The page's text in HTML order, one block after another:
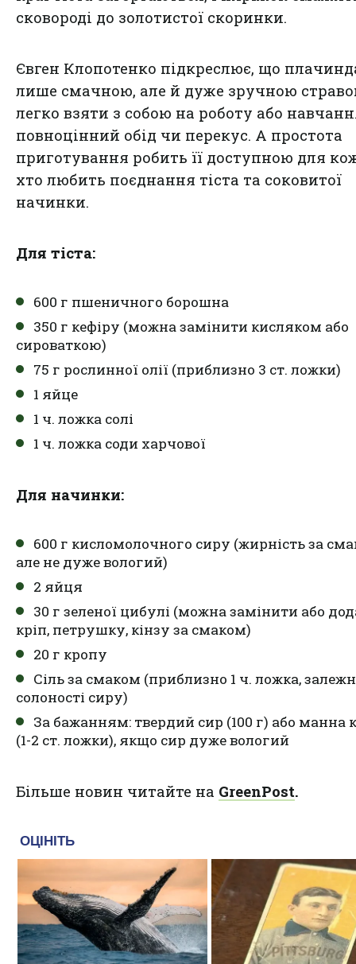
сковороді до золотистої скоринки.
Євген Клопотенко підкреслює, що
лише смачною, але й дуже зручною
легко взяти з собою на роботу або
повноцінний обід чи перекус. А простота
приготування робить її доступною для
хто любить поєднання тіста та соковитої
начинки.
Для тіста:
600 г пшеничного борошна
350 г кефіру (можна замінити кисляком або
сироваткою)
75 г рослинної олії (приблизно 3 ст. ложки)
1 яйце
1 ч. ложка солі
1 ч. ложка соди харчової
Для начинки:
600 г кисломолочного сиру (жирність за
але не дуже вологий)
2 яйця
30 г зеленої цибулі (можна замінити або
кріп, петрушку, кінзу за смаком)
20 г кропу
Сіль за смаком (приблизно 1 ч. ложка,
солоності сиру)
За бажанням: твердий сир (100 г) або манна
(1-2 ст. ложки), якщо сир дуже вологий
Більше новин читайте на GreenPost.